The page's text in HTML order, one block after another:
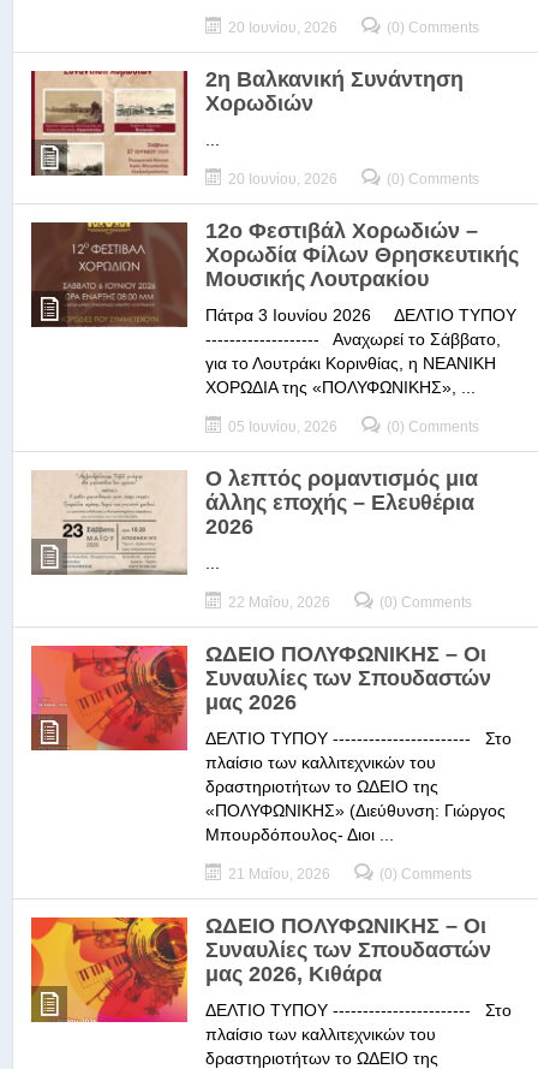
20 Ιουνίου, 2026 (0) Comments
2η Βαλκανική Συνάντηση
Χορωδιών
20 Ιουνίου, 2026 (0) Comments
12ο Φεστιβάλ Χορωδιών –
Χορωδία Φίλων Θρησκευτικής
Μουσικής Λουτρακίου
Πάτρα 3 Ιουνίου 2026 ΔΕΛΤΙΟ ΤΥΠΟΥ
------------------- Αναχωρεί το Σάββατο,
για το Λουτράκι Κορινθίας, η ΝΕΑΝΙΚΗ
ΧΟΡΩΔΙΑ της «ΠΟΛΥΦΩΝΙΚΗΣ», ...
05 Ιουνίου, 2026 (0) Comments
Ο λεπτός ρομαντισμός μια
άλλης εποχής – Ελευθέρια
2026
22 Μαΐου, 2026 (0) Comments
ΩΔΕΙΟ ΠΟΛΥΦΩΝΙΚΗΣ – Οι
Συναυλίες των Σπουδαστών
μας 2026
ΔΕΛΤΙΟ ΤΥΠΟΥ ----------------------- Στο
πλαίσιο των καλλιτεχνικών του
δραστηριοτήτων το ΩΔΕΙΟ της
«ΠΟΛΥΦΩΝΙΚΗΣ» (Διεύθυνση: Γιώργος
Μπουρδόπουλος- Διοι ...
21 Μαΐου, 2026 (0) Comments
ΩΔΕΙΟ ΠΟΛΥΦΩΝΙΚΗΣ – Οι
Συναυλίες των Σπουδαστών
μας 2026, Κιθάρα
ΔΕΛΤΙΟ ΤΥΠΟΥ ----------------------- Στο
πλαίσιο των καλλιτεχνικών του
δραστηριοτήτων το ΩΔΕΙΟ της